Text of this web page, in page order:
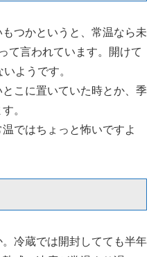
つかというと、常温なら未
て言われています。開けて
ようです。
こに置いていた時とか、季
。
ではちょっと怖いですよ
冷蔵では開封してても半年